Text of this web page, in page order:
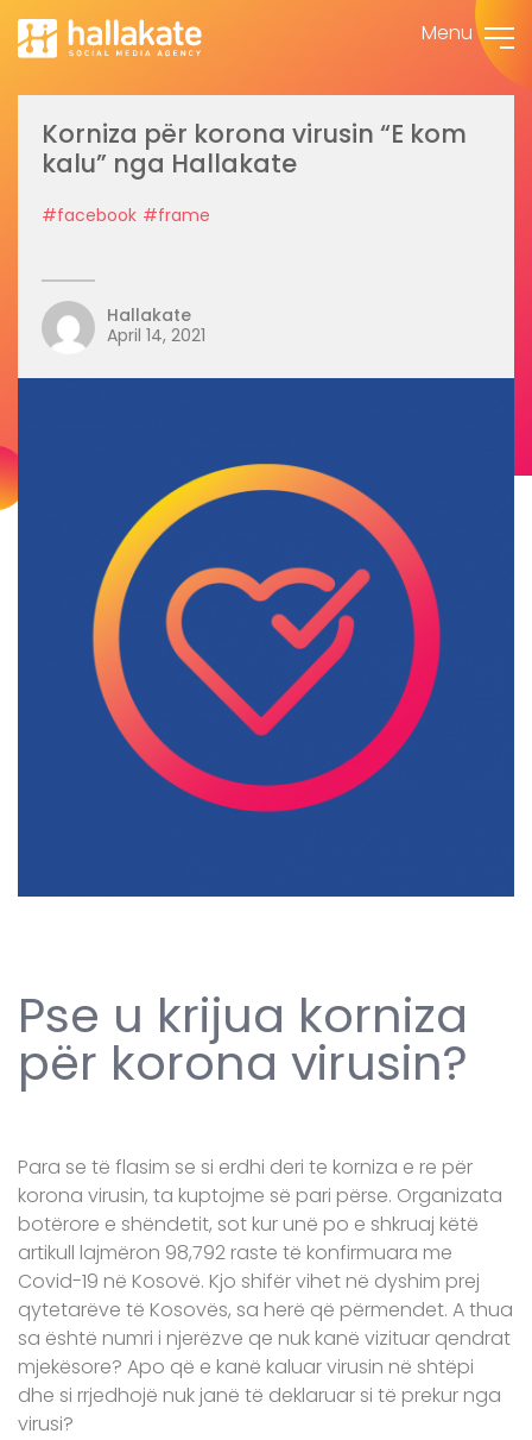
Menu
Korniza për korona virusin “E kom
kalu” nga Hallakate
#facebook #frame
Hallakate
April 14, 2021
Pse u krijua korniza
për korona virusin?
Para se të flasim se si erdhi deri te korniza e re për
korona virusin, ta kuptojme së pari përse. Organizata
botërore e shëndetit, sot kur unë po e shkruaj këtë
artikull lajmëron 98,792 raste të konfirmuara me
Covid-19 në Kosovë. Kjo shifër vihet në dyshim prej
qytetarëve të Kosovës, sa herë që përmendet. A thua
sa është numri i njerëzve qe nuk kanë vizituar qendrat
mjekësore? Apo që e kanë kaluar virusin në shtëpi
dhe si rrjedhojë nuk janë të deklaruar si të prekur nga
virusi?